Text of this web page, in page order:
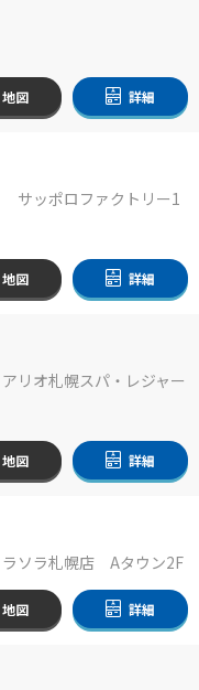
地図 詳細
サッポロファクトリー1
地図 詳細
リオ札幌スパ・レジャー
地図 詳細
ソラ札幌店 Aタウン2F
地図 詳細